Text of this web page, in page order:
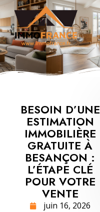
BESOIN D’UNE
ESTIMATION
IMMOBILIÈRE
GRATUITE À
BESANÇON :
L’ÉTAPE CLÉ
POUR VOTRE
VENTE
juin 16, 2026